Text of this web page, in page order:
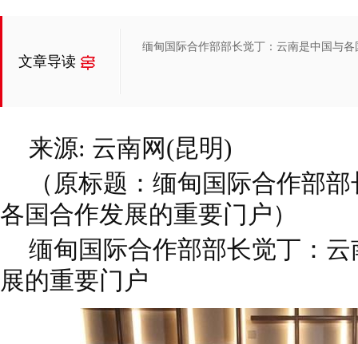
文章导读
缅甸国际合作部部长觉丁：云南是中国与
来源: 云南网(昆明)
（原标题：缅甸国际合作部
各国合作发展的重要门户）
缅甸国际合作部部长觉丁：
展的重要门户